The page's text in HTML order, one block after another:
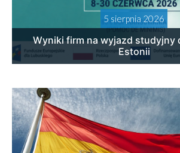
5 sierpnia 2026
Wyniki firm na wyjazd studyjny
Estonii